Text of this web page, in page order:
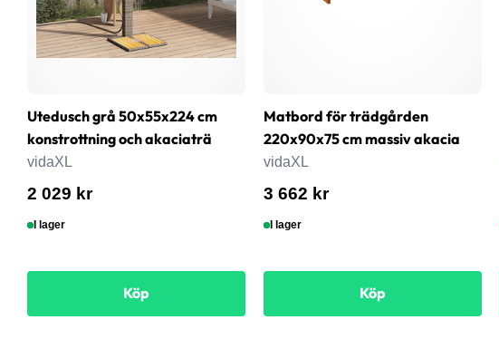
Utedusch grå 50x55x224 cm
konstrottning och akaciaträ
vidaXL
2 029 kr
I lager
Köp
Matbord för trädgården
220x90x75 cm massiv akacia
vidaXL
3 662 kr
I lager
Köp